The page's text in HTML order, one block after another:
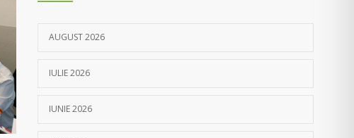
AUGUST 2026
IULIE 2026
IUNIE 2026